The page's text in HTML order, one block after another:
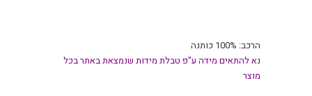
הרכב: 100% כותנה
נא להתאים מידה ע"פ טבלת מידות שנמצאת באתר בכל
מוצר